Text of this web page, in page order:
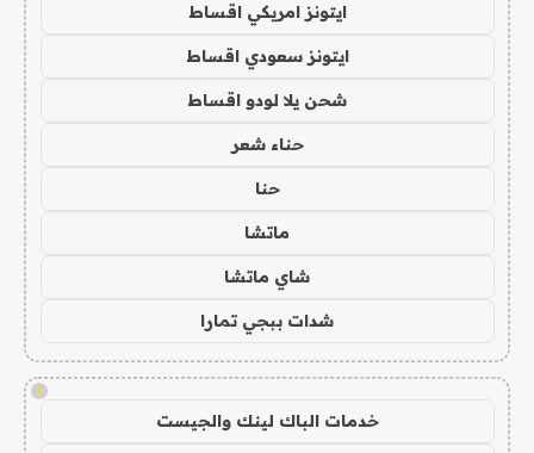
ايتونز امريكي اقساط
ايتونز سعودي اقساط
شحن يلا لودو اقساط
حناء شعر
حنا
ماتشا
شاي ماتشا
شدات ببجي تمارا
!
خدمات الباك لينك والجيست